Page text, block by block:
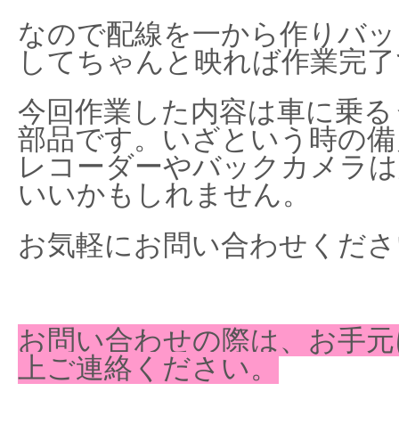
なので配線を一から作りバ
してちゃんと映れば作業完
今回作業した内容は車に乗
部品です。いざという時の
レコーダーやバックカメラ
いいかもしれません。
お気軽にお問い合わせくだ
お問い合わせの際は、お手
上ご連絡ください。